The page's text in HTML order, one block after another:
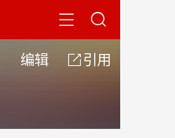
 
编辑  引用